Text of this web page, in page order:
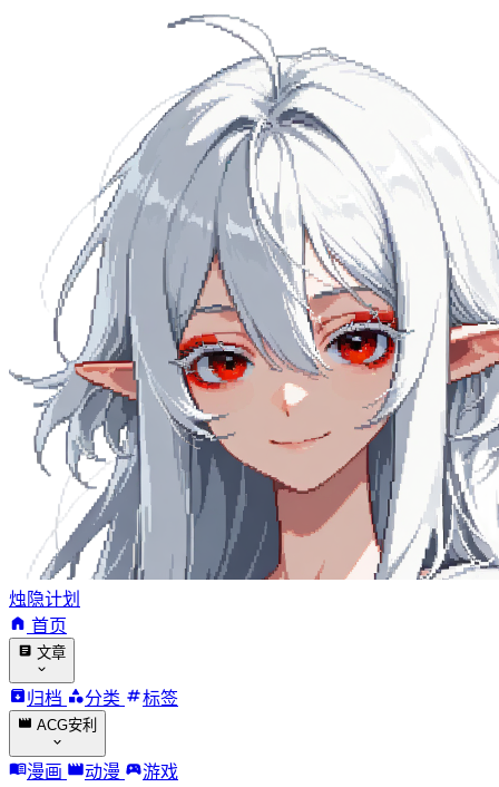
烛隐计划
首页
文章
归档 分类 标签
ACG安利
漫画 动漫
游戏